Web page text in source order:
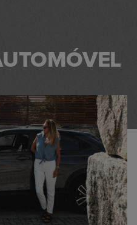
N2